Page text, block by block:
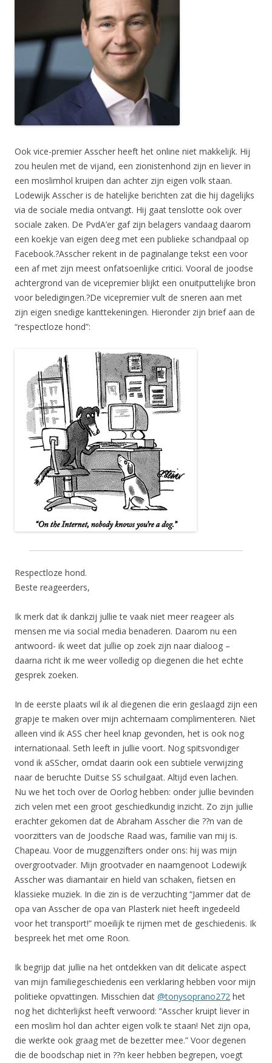
Ook vice-premier Asscher heeft het online niet makkelijk. Hij
zou heulen met de vijand, een zionistenhond zijn en liever in
een moslimhol kruipen dan achter zijn eigen volk staan.
Lodewijk Asscher is de hatelijke berichten zat die hij dagelijks
via de sociale media ontvangt. Hij gaat tenslotte ook over
sociale zaken. De PvdA’er gaf zijn belagers vandaag daarom
een koekje van eigen deeg met een publieke schandpaal op
Facebook.?Asscher rekent in de paginalange tekst een voor
een af met zijn meest onfatsoenlijke critici. Vooral de joodse
achtergrond van de vicepremier blijkt een onuitputtelijke bron
voor beledigingen.?De vicepremier vult de sneren aan met
zijn eigen snedige kanttekeningen. Hieronder zijn brief aan de
“respectloze hond”:
Respectloze hond.
Beste reageerders,
Ik merk dat ik dankzij jullie te vaak niet meer reageer als
mensen me via social media benaderen. Daarom nu een
antwoord- ik weet dat jullie op zoek zijn naar dialoog –
daarna richt ik me weer volledig op diegenen die het echte
gesprek zoeken.
In de eerste plaats wil ik al diegenen die erin geslaagd zijn een
grapje te maken over mijn achternaam complimenteren. Niet
alleen vind ik ASS cher heel knap gevonden, het is ook nog
internationaal. Seth leeft in jullie voort. Nog spitsvondiger
vond ik aSScher, omdat daarin ook een subtiele verwijzing
naar de beruchte Duitse SS schuilgaat. Altijd even lachen.
Nu we het toch over de Oorlog hebben: onder jullie bevinden
zich velen met een groot geschiedkundig inzicht. Zo zijn jullie
erachter gekomen dat de Abraham Asscher die ??n van de
voorzitters van de Joodsche Raad was, familie van mij is.
Chapeau. Voor de muggenzifters onder ons: hij was mijn
overgrootvader. Mijn grootvader en naamgenoot Lodewijk
Asscher was diamantair en hield van schaken, fietsen en
klassieke muziek. In die zin is de verzuchting “Jammer dat de
opa van Asscher de opa van Plasterk niet heeft ingedeeld
voor het transport!” moeilijk te rijmen met de geschiedenis. Ik
bespreek het met ome Roon.
Ik begrijp dat jullie na het ontdekken van dit delicate aspect
van mijn familiegeschiedenis een verklaring hebben voor mijn
politieke opvattingen. Misschien dat @tonysoprano272 het
nog het dichterlijkst heeft verwoord: “Asscher kruipt liever in
een moslim hol dan achter eigen volk te staan! Net zijn opa,
die werkte ook graag met de bezetter mee.” Voor degenen
die de boodschap niet in ??n keer hebben begrepen, voegt